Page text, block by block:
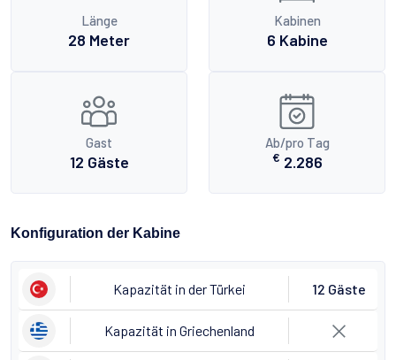
Länge
28 Meter
Kabinen
6 Kabine
Gast
12 Gäste
Ab/pro Tag
€ 2.286
Konfiguration der Kabine
Kapazität in der Türkei 12 Gäste
Kapazität in Griechenland